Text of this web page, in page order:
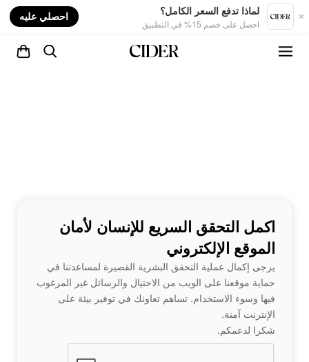
لماذا تدفع السعر الكامل؟
احصل على خصم 15% في التطبيق
احصلي عليه
اكمل التحقق السريع للإنسان لأمان
الموقع الإلكتروني
يرجى إكمال عملية التحقق البشرية القصيرة لمساعدتنا في
حماية موقعنا على الويب من الاحتيال والرسائل غير المرغوب
فيها وسوء الاستخدام. تساهم تعاونك في توفير بيئة على
الإنترنت آمنة.
شكرا لدعمكم.